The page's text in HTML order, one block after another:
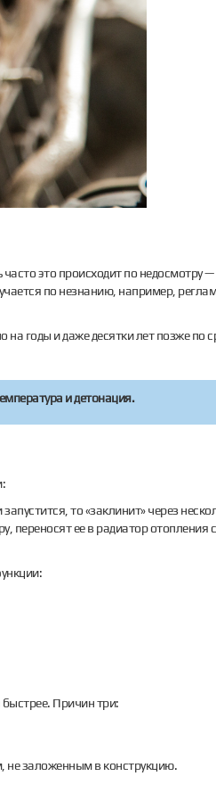
это происходит по недосмотру —
по незнанию, например,
годы и даже десятки лет позже по
и детонация.
то «заклинит» через
ее в радиатор отопления
быстрее. Причин три:
не заложенным в конструкцию.